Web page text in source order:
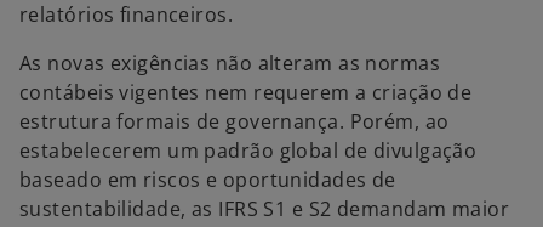
relatórios financeiros.
As novas exigências não alteram as normas
contábeis vigentes nem requerem a criação de
estrutura formais de governança. Porém, ao
estabelecerem um padrão global de divulgação
baseado em riscos e oportunidades de
sustentabilidade, as IFRS S1 e S2 demandam maior